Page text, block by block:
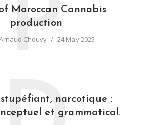
Moroccan Cannabis
production
Chouvy 24 May 2025
P
narcotique :
et grammatical.